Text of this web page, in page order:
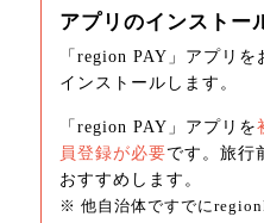
アプリのインストー
「region PAY」アプリ
インストールします。
「region PAY」アプリを
員登録が必要です。旅行
おすすめします。
※ 他自治体ですでに